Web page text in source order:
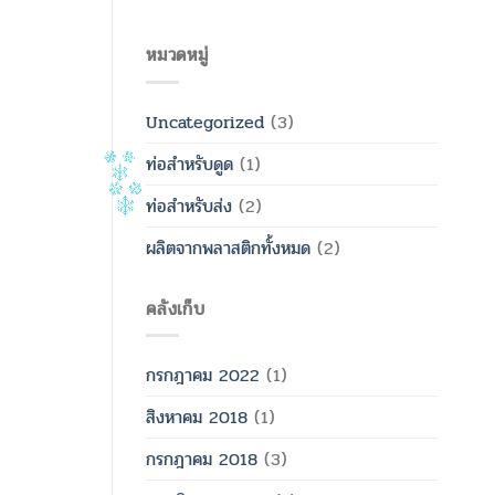
หมวดหมู่
Uncategorized (3)
ท่อสำหรับดูด (1)
ท่อสำหรับส่ง (2)
ผลิตจากพลาสติกทั้งหมด (2)
คลังเก็บ
กรกฎาคม 2022 (1)
สิงหาคม 2018 (1)
กรกฎาคม 2018 (3)